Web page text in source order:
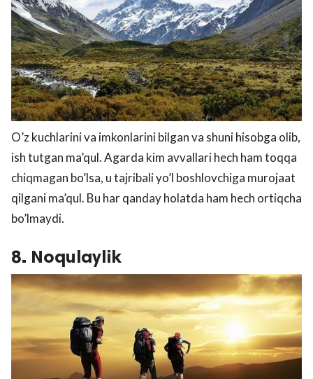
O’z kuchlarini va imkonlarini bilgan va shuni hisobga olib,
ish tutgan ma’qul. Agarda kim avvallari hech ham toqqa
chiqmagan bo’lsa, u tajribali yo’l boshlovchiga murojaat
qilgani ma’qul. Bu har qanday holatda ham hech ortiqcha
bo’lmaydi.
8. Noqulaylik